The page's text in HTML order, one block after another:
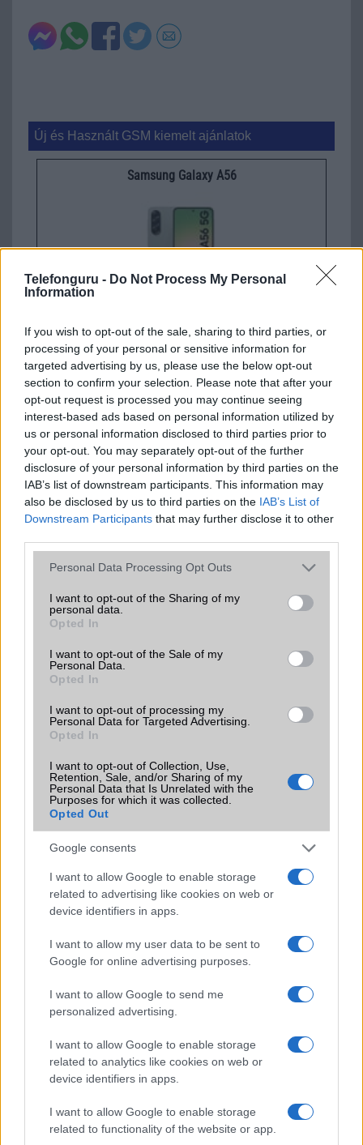
Telefonguru - Do Not Process My Personal
Information
If you wish to opt-out of the sale, sharing to third parties, or
processing of your personal or sensitive information for
targeted advertising by us, please use the below opt-out
section to confirm your selection. Please note that after your
opt-out request is processed you may continue seeing
interest-based ads based on personal information utilized by
us or personal information disclosed to third parties prior to
your opt-out. You may separately opt-out of the further
disclosure of your personal information by third parties on the
IAB’s list of downstream participants. This information may
also be disclosed by us to third parties on the IAB’s List of
Downstream Participants that may further disclose it to other
Please note that this website/app uses one or more Google
not limited to your visit or usage behaviour. You may click to
grant or deny consent to Google and its third-party tags to
use your data for below specified purposes in below Google
consent section.
Personal Data Processing Opt Outs
I want to opt-out of the Sharing of my
personal data.
Opted In
I want to opt-out of the Sale of my
Personal Data.
Opted In
I want to opt-out of processing my
Personal Data for Targeted Advertising.
Opted In
I want to opt-out of Collection, Use,
Retention, Sale, and/or Sharing of my
Personal Data that Is Unrelated with the
Purposes for which it was collected.
Opted Out
Google consents
I want to allow Google to enable storage
related to advertising like cookies on web or
device identifiers in apps.
I want to allow my user data to be sent to
Google for online advertising purposes.
I want to allow Google to send me
personalized advertising.
I want to allow Google to enable storage
related to analytics like cookies on web or
device identifiers in apps.
I want to allow Google to enable storage
related to functionality of the website or app.
Új és Használt GSM kiemelt ajánlatok
Samsung Galaxy A56
Euro Gsm
112.000 Ft (új)
Samsung Galaxy S26
Euro Gsm
267.000 Ft (új)
Samsung Galaxy S26
Nelly GSM
245.000 Ft (új)
Számos népszerű Samsung Galaxy
készülék kimarad a One UI 9
frissítésből – itt a lista az érintett
modellekről
2026.06.30| Phone Arena
A One UI 9 érkezése új mesterséges intelligencia-
azonban több korábbi csúcskategóriás és középkategóriás
Galaxy készülék számára ez lesz az út vége.
iPhone 18 bemutató dátum - ekkor
rántja le a leplet az Apple az új
csúcsmobilokról
A szeptemberi eseményen az iPhone 18 Pro modellek
mellett a régóta pletykált hajlítható iPhone Ultra is